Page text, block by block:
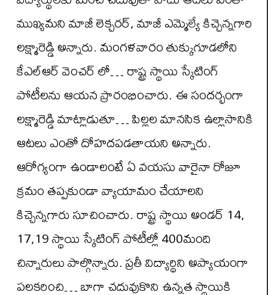
ముఖ్యమని మాజీ లెక్చరర్, మాజీ ఎమ్మెల్యే కిచ్చెన్నగారి
లక్ష్మారెడ్డి అన్నారు. మంగళవారం తుక్కుగూడలోని
కేఎల్ఆర్ వెంచర్ లో… రాష్ట్ర స్థాయి స్కేటింగ్
పోటీలను ఆయన ప్రారంభించారు. ఈ సందర్భంగా
లక్ష్మారెడ్డి మాట్లాడుతూ… పిల్లల మానసిక ఉల్లాసానికి
ఆటలు ఎంతో దోహదపడతాయని అన్నారు.
ఆరోగ్యంగా ఉండాలంటే ఏ వయసు వారైనా రోజూ
క్రమం తప్పకుండా వ్యాయామం చేయాలని
కిచ్చెన్నగారు సూచించారు. రాష్ట్ర స్థాయి అండర్ 14,
17,19 స్థాయి స్కేటింగ్ పోటీల్లో 400మంది
చిన్నారులు పాల్గొన్నారు. ప్రతీ విద్యార్థిని అప్యాయంగా
పలకరించి… బాగా చదువుకొని ఉన్నత స్థాయికి